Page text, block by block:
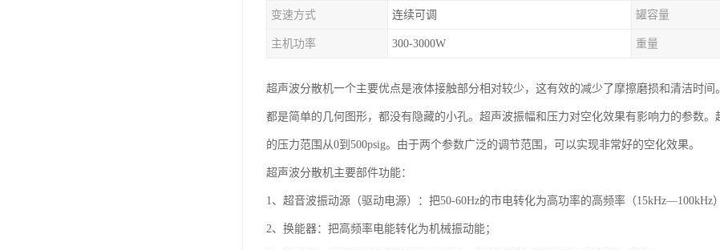
变速方式 连续可调 罐容量
主机功率 300-3000W 重量
超声波分散机一个主要优点是液体接触部分相对较少，这有效的减少了摩擦磨损和清洁时
都是简单的几何图形，都没有隐藏的小孔。超声波振幅和压力对空化效果有影响力的参数
的压力范围从0到500psig。由于两个参数广泛的调节范围，可以实现非常好的空化效果。
超声波分散机主要部件功能：
1、超音波振动源（驱动电源）：把50-60Hz的市电转化为高功率的高频率（15kHz—100kHz
2、换能器：把高频率电能转化为机械振动能；